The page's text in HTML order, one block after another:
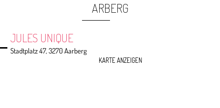
ARBERG
JULES UNIQUE
Stadtplatz 47, 3270 Aarberg
KARTE ANZEIGEN